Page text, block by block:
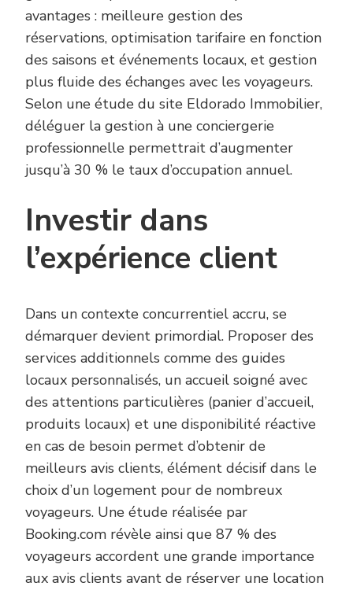
avantages : meilleure gestion des
réservations, optimisation tarifaire en fonction
des saisons et événements locaux, et gestion
plus fluide des échanges avec les voyageurs.
Selon une étude du site Eldorado Immobilier,
déléguer la gestion à une conciergerie
professionnelle permettrait d’augmenter
jusqu’à 30 % le taux d’occupation annuel.
Investir dans
l’expérience client
Dans un contexte concurrentiel accru, se
démarquer devient primordial. Proposer des
services additionnels comme des guides
locaux personnalisés, un accueil soigné avec
des attentions particulières (panier d’accueil,
produits locaux) et une disponibilité réactive
en cas de besoin permet d’obtenir de
meilleurs avis clients, élément décisif dans le
choix d’un logement pour de nombreux
voyageurs. Une étude réalisée par
Booking.com révèle ainsi que 87 % des
voyageurs accordent une grande importance
aux avis clients avant de réserver une location